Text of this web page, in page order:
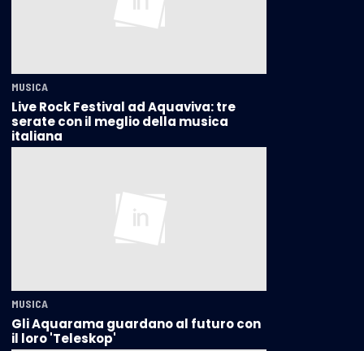
MUSICA
Live Rock Festival ad Aquaviva: tre
serate con il meglio della musica
italiana
MUSICA
Gli Aquarama guardano al futuro con
il loro 'Teleskop'